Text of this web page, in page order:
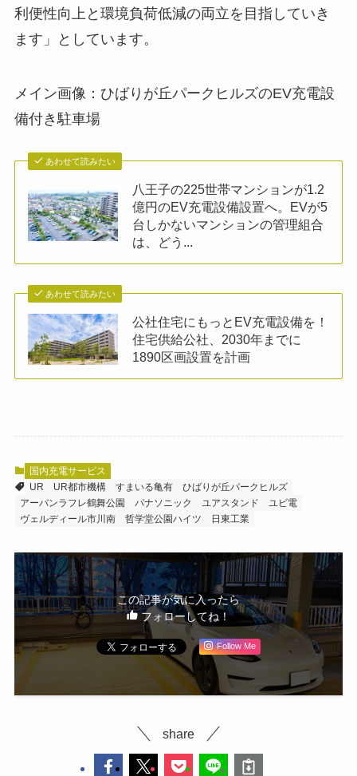
利便性向上と環境負荷低減の両立を目指していき
ます」としています。
メイン画像：ひばりが丘パークヒルズのEV充電設
備付き駐車場
あわせて読みたい
八王子の225世帯マンションが1.2
億円のEV充電設備設置へ。EVが5
台しかないマンションの管理組合
は、どう...
あわせて読みたい
公社住宅にもっとEV充電設備を！
住宅供給公社、2030年までに
1890区画設置を計画
国内充電サービス
UR
UR都市機構 すまいる⻲有
ひばりが丘パークヒルズ
アーバンラフレ鶴舞公園
パナソニック ユアスタンド
ユビ電
ヴェルディール市川南
哲学堂公園ハイツ 日東工業
この記事が気に入ったら
フォローしてね！
Follow Me
share